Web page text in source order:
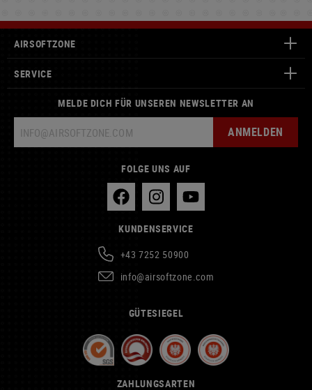
AIRSOFTZONE
SERVICE
MELDE DICH FÜR UNSEREN NEWSLETTER AN
ANMELDEN
FOLGE UNS AUF
KUNDENSERVICE
+43 7252 50900
info@airsoftzone.com
GÜTESIEGEL
ZAHLUNGSARTEN